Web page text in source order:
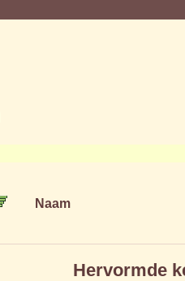
Naam
Hervormde